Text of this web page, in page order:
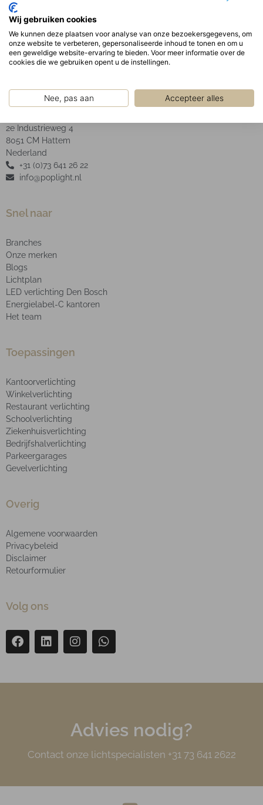
Wij gebruiken cookies
We kunnen deze plaatsen voor analyse van onze bezoekersgegevens, om
onze website te verbeteren, gepersonaliseerde inhoud te tonen en om u
een geweldige website-ervaring te bieden. Voor meer informatie over de
cookies die we gebruiken opent u de instellingen.
Nee, pas aan Accepteer alles
ring.
POP Light B.V.
2e Industrieweg 4
8051 CM Hattem
Nederland
+31 (0)73 641 26 22
info@poplight.nl
Snel naar
Branches
Onze merken
Blogs
Lichtplan
LED verlichting Den Bosch
Energielabel-C kantoren
Het team
Toepassingen
Kantoorverlichting
Winkelverlichting
Restaurant verlichting
Schoolverlichting
Ziekenhuisverlichting
Bedrijfshalverlichting
Parkeergarages
Gevelverlichting
Overig
Algemene voorwaarden
Privacybeleid
Disclaimer
Retourformulier
Volg ons
Advies nodig?
Contact onze lichtspecialisten +31 73 641 2622